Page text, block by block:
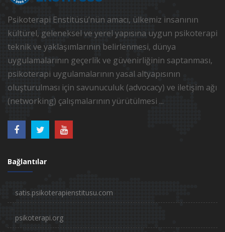
Psikoterapi Enstitüsü’nün amacı, ülkemiz insanının
kültürel, geleneksel ve yerel yapısına uygun psikoterapi
teknik ve yaklaşımlarının belirlenmesi, dünya
uygulamalarının geçerlik ve güvenirliğinin saptanması,
psikoterapi uygulamalarının yasal altyapısının
oluşturulması için savunuculuk (advocacy) ve iletişim ağı
(networking) çalışmalarının yürütülmesi ...
Bağlantılar
satis.psikoterapienstitusu.com
psikoterapi.org